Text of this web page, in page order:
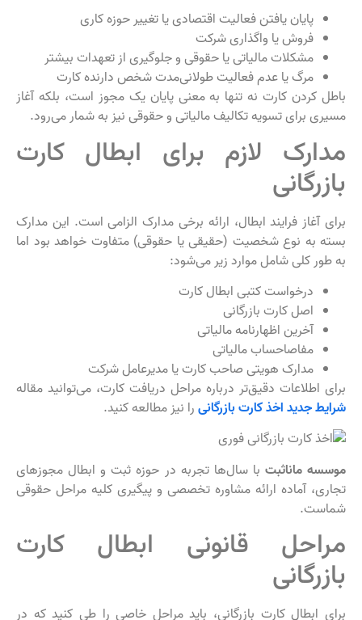
پایان یافتن فعالیت اقتصادی یا تغییر حوزه کاری
فروش یا واگذاری شرکت
مشکلات مالیاتی یا حقوقی و جلوگیری از تعهدات بیشتر
مرگ یا عدم فعالیت طولانی‌مدت شخص دارنده کارت
باطل کردن کارت نه تنها به معنی پایان یک مجوز است، بلکه آغاز
مسیری برای تسویه تکالیف مالیاتی و حقوقی نیز به شمار می‌رود.
مدارک لازم برای ابطال کارت
بازرگانی
برای آغاز فرایند ابطال، ارائه برخی مدارک الزامی است. این مدارک
بسته به نوع شخصیت (حقیقی یا حقوقی) متفاوت خواهد بود اما
به طور کلی شامل موارد زیر می‌شود:
درخواست کتبی ابطال کارت
اصل کارت بازرگانی
آخرین اظهارنامه مالیاتی
مفاصاحساب مالیاتی
مدارک هویتی صاحب کارت یا مدیرعامل شرکت
برای اطلاعات دقیق‌تر درباره مراحل دریافت کارت، می‌توانید مقاله
شرایط جدید اخذ کارت بازرگانیرا نیز مطالعه کنید.
موسسه ماناثبت با سال‌ها تجربه در حوزه ثبت و ابطال مجوزهای
تجاری، آماده ارائه مشاوره تخصصی و پیگیری کلیه مراحل حقوقی
شماست.
مراحل قانونی ابطال کارت
بازرگانی
برای ابطال کارت بازرگانی، باید مراحل خاصی را طی کنید که در